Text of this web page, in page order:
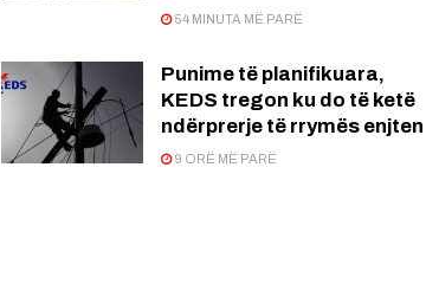
54 MINUTA MË PARË
Punime të planifikuara,
KEDS tregon ku do të ketë
ndërprerje të rrymës enjten
9 ORË MË PARË